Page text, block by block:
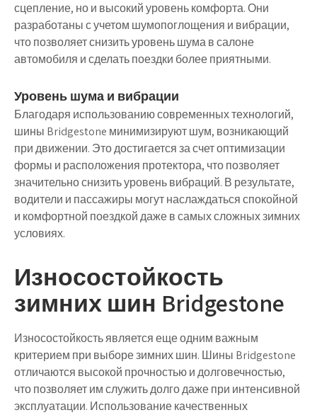
сцепление, но и высокий уровень комфорта. Они
разработаны с учетом шумопоглощения и вибрации,
что позволяет снизить уровень шума в салоне
автомобиля и сделать поездки более приятными.
Уровень шума и вибрации
Благодаря использованию современных технологий,
шины Bridgestone минимизируют шум, возникающий
при движении. Это достигается за счет оптимизации
формы и расположения протектора, что позволяет
значительно снизить уровень вибраций. В результате,
водители и пассажиры могут наслаждаться спокойной
и комфортной поездкой даже в самых сложных зимних
условиях.
Износостойкость
зимних шин Bridgestone
Износостойкость является еще одним важным
критерием при выборе зимних шин. Шины Bridgestone
отличаются высокой прочностью и долговечностью,
что позволяет им служить долго даже при интенсивной
эксплуатации. Использование качественных